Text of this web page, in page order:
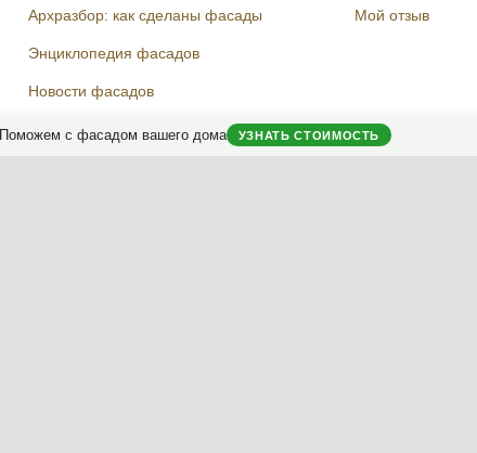
Поможем с фасадом вашего дома УЗНАТЬ СТОИМОСТЬ
Архразбор: как сделаны фасады
Энциклопедия фасадов
Новости фасадов
Мой отзыв